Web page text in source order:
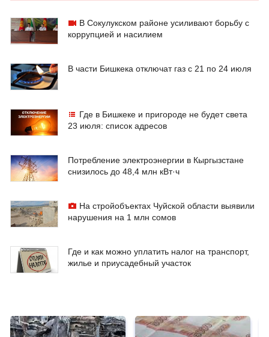
В Сокулукском районе усиливают борьбу с
коррупцией и насилием
В части Бишкека отключат газ с 21 по 24 июля
Где в Бишкеке и пригороде не будет света
23 июля: список адресов
Потребление электроэнергии в Кыргызстане
снизилось до 48,4 млн кВт·ч
На стройобъектах Чуйской области выявили
нарушения на 1 млн сомов
Где и как можно уплатить налог на транспорт,
жилье и приусадебный участок